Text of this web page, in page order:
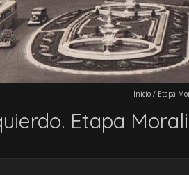
Inicio / Etapa
Etapa